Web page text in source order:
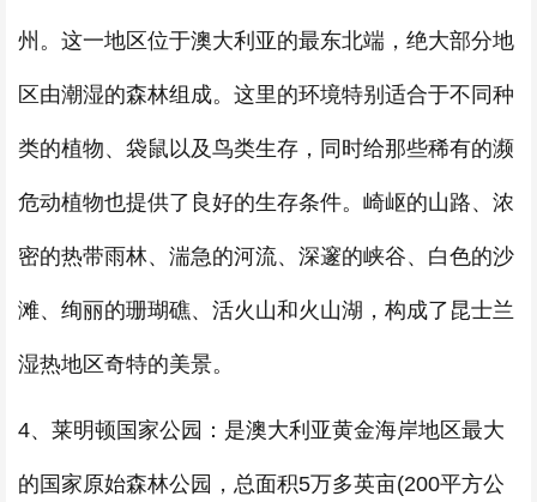
州。这一地区位于澳大利亚的最东北端，绝大部分地
区由潮湿的森林组成。这里的环境特别适合于不同种
类的植物、袋鼠以及鸟类生存，同时给那些稀有的濒
危动植物也提供了良好的生存条件。崎岖的山路、浓
密的热带雨林、湍急的河流、深邃的峡谷、白色的沙
滩、绚丽的珊瑚礁、活火山和火山湖，构成了昆士兰
湿热地区奇特的美景。
4、莱明顿国家公园：是澳大利亚黄金海岸地区最大
的国家原始森林公园，总面积5万多英亩(200平方公